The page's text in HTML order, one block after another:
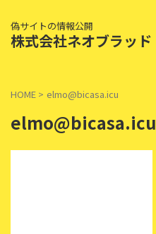
偽サイトの情報公開
株式会社ネオブラッド
HOME > elmo@bicasa.icu
elmo@bicasa.icu